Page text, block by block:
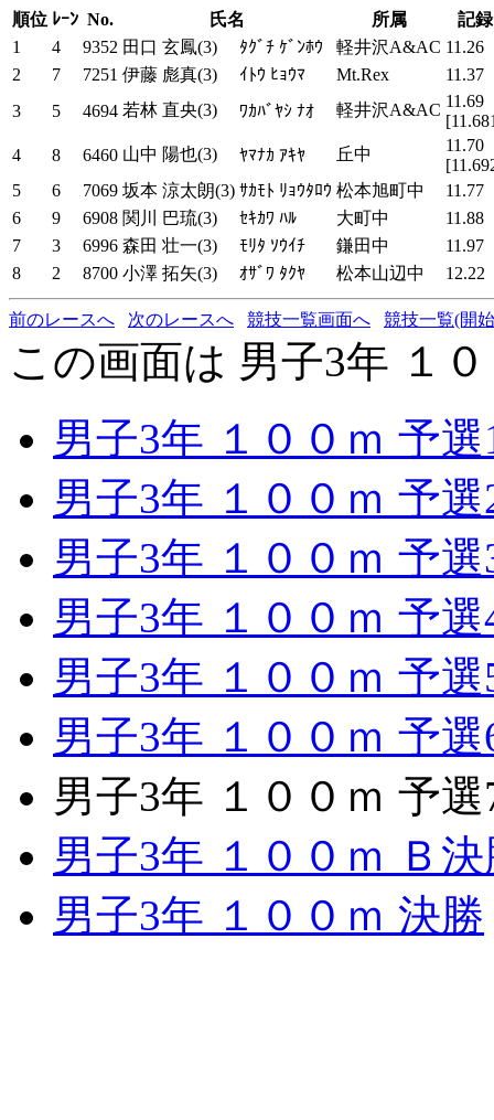
順位 ﾚｰﾝ No. 氏名 所属
記録
1
4 9352 田口 玄鳳(3) ﾀｸﾞﾁ ｹﾞﾝﾎｳ 軽井沢A&AC 11.26
2
7 7251 伊藤 彪真(3) ｲﾄｳ ﾋｮｳﾏ Mt.Rex
11.37
3
5 4694 若林 直央(3) ﾜｶﾊﾞﾔｼ ﾅｵ 軽井沢A&AC 11.69
4
8 6460 山中 陽也(3) ﾔﾏﾅｶ ｱｷﾔ 丘中
11.70
5
6 7069 坂本 涼太朗(3) ｻｶﾓﾄ ﾘｮｳﾀﾛｳ 松本旭町中
11.77
6
9 6908 関川 巴琉(3) ｾｷｶﾜ ﾊﾙ 大町中
11.88
7
3 6996 森田 壮一(3) ﾓﾘﾀ ｿｳｲﾁ 鎌田中
11.97
8
2 8700 小澤 拓矢(3) ｵｻﾞﾜ ﾀｸﾔ 松本山辺中 12.22
前のレースへ 次のレースへ 競技一覧画面へ 競技一覧(開
この画面は 男子3年 １
男子3年 １００ｍ 予選
男子3年 １００ｍ 予選
男子3年 １００ｍ 予選
男子3年 １００ｍ 予選
男子3年 １００ｍ 予選
男子3年 １００ｍ 予選
男子3年 １００ｍ 予選
男子3年 １００ｍ Ｂ
男子3年 １００ｍ 決勝